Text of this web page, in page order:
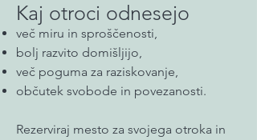
Kaj otroci odnesejo
več miru in sproščenosti,
bolj razvito domišljijo,
več poguma za raziskovanje,
občutek svobode in povezanosti.
Rezerviraj mesto za svojega otroka in